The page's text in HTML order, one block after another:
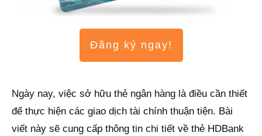
Đăng ký ngay!
Ngày nay, việc sở hữu thẻ ngân hàng là điều cần thiết
để thực hiện các giao dịch tài chính thuận tiện. Bài
viết này sẽ cung cấp thông tin chi tiết về thẻ HDBank